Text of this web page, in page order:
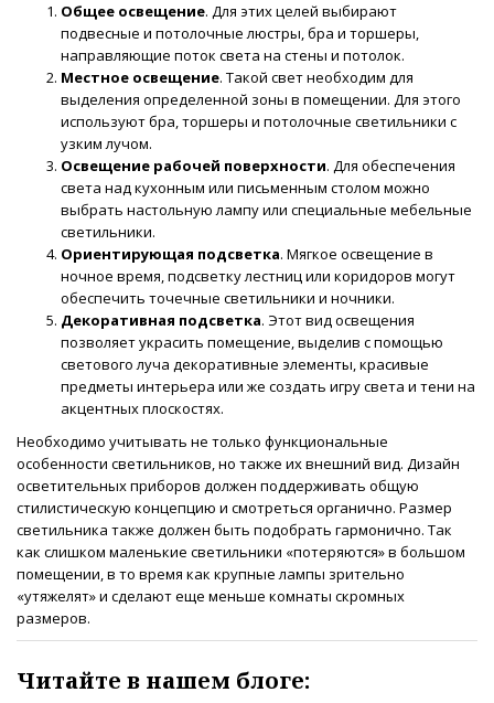
Общее освещение. Для этих целей выбирают
подвесные и потолочные люстры, бра и торшеры,
направляющие поток света на стены и потолок.
Местное освещение. Такой свет необходим для
выделения определенной зоны в помещении. Для этого
используют бра, торшеры и потолочные светильники с
узким лучом.
Освещение рабочей поверхности. Для обеспечения
света над кухонным или письменным столом можно
выбрать настольную лампу или специальные мебельные
светильники.
Ориентирующая подсветка. Мягкое освещение в
ночное время, подсветку лестниц или коридоров могут
обеспечить точечные светильники и ночники.
Декоративная подсветка. Этот вид освещения
позволяет украсить помещение, выделив с помощью
светового луча декоративные элементы, красивые
предметы интерьера или же создать игру света и тени на
акцентных плоскостях.
Необходимо учитывать не только функциональные
особенности светильников, но также их внешний вид. Дизайн
осветительных приборов должен поддерживать общую
стилистическую концепцию и смотреться органично. Размер
светильника также должен быть подобрать гармонично. Так
как слишком маленькие светильники «потеряются» в большом
помещении, в то время как крупные лампы зрительно
«утяжелят» и сделают еще меньше комнаты скромных
размеров.
Читайте в нашем блоге: